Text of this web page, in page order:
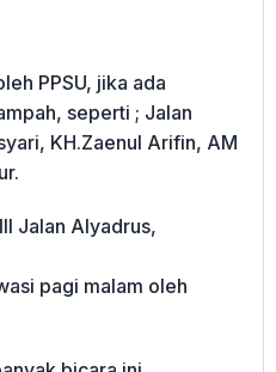
PPSU, jika ada
seperti ; Jalan
KH.Zaenul Arifin, AM
Jalan Alyadrus,
pagi malam oleh